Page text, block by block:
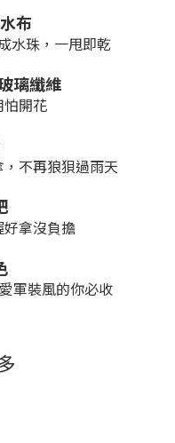
布
水珠，一甩即乾
璃纖維
怕開花
不再狼狽過雨天
拿沒負擔
軍裝風的你必收